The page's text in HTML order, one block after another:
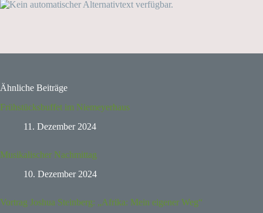
Ähnliche Beiträge
Frühstücksbuffet im Niemeyerhaus
11. Dezember 2024
Musikalischer Nachmittag
10. Dezember 2024
Vortrag Joshua Steinberg: „Afrika: Mein eigener Weg“